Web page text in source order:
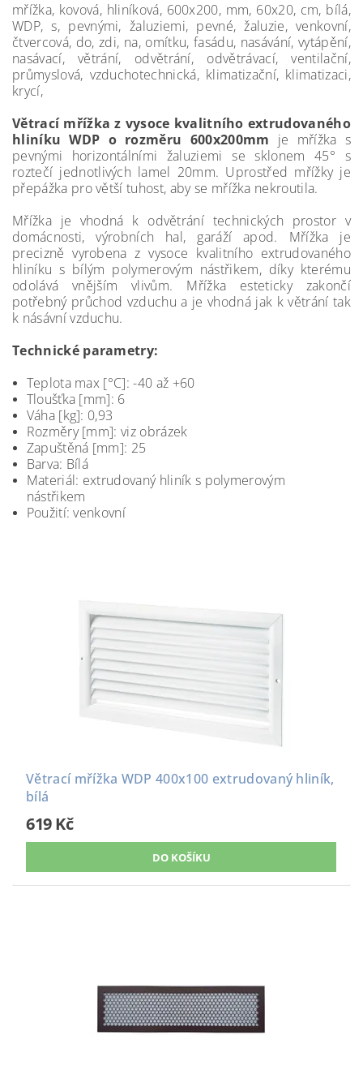
mřížka, kovová, hliníková, 600x200, mm, 60x20, cm, bílá,
WDP, s, pevnými, žaluziemi, pevné, žaluzie, venkovní,
čtvercová, do, zdi, na, omítku, fasádu, nasávání, vytápění,
nasávací, větrání, odvětrání, odvětrávací, ventilační,
průmyslová, vzduchotechnická, klimatizační, klimatizaci,
krycí,
Větrací mřížka z vysoce kvalitního extrudovaného
hliníku WDP o rozměru 600x200mm je mřížka s
pevnými horizontálními žaluziemi se sklonem 45° s
roztečí jednotlivých lamel 20mm. Uprostřed mřížky je
přepážka pro větší tuhost, aby se mřížka nekroutila.
Mřížka je vhodná k odvětrání technických prostor v
domácnosti, výrobních hal, garáží apod. Mřížka je
precizně vyrobena z vysoce kvalitního extrudovaného
hliníku s bílým polymerovým nástřikem, díky kterému
odolává vnějším vlivům. Mřížka esteticky zakončí
potřebný průchod vzduchu a je vhodná jak k větrání tak
k násávní vzduchu.
Technické parametry:
Teplota max [°C]: -40 až +60
Tloušťka [mm]: 6
Váha [kg]: 0,93
Rozměry [mm]: viz obrázek
Zapuštěná [mm]: 25
Barva: Bílá
Materiál: extrudovaný hliník s polymerovým
nástřikem
Použití: venkovní
Větrací mřížka WDP 400x100 extrudovaný hliník,
bílá
619 Kč